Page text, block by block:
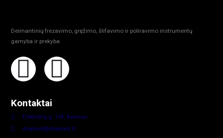
Deimantinių frezavimo, gręžimo, šlifavimo ir poliravimo instrumentų
gamyba ir prekyba.
Kontaktai
Elektrėnų g. 10F, Kaunas
diaplast@diaplast.lt